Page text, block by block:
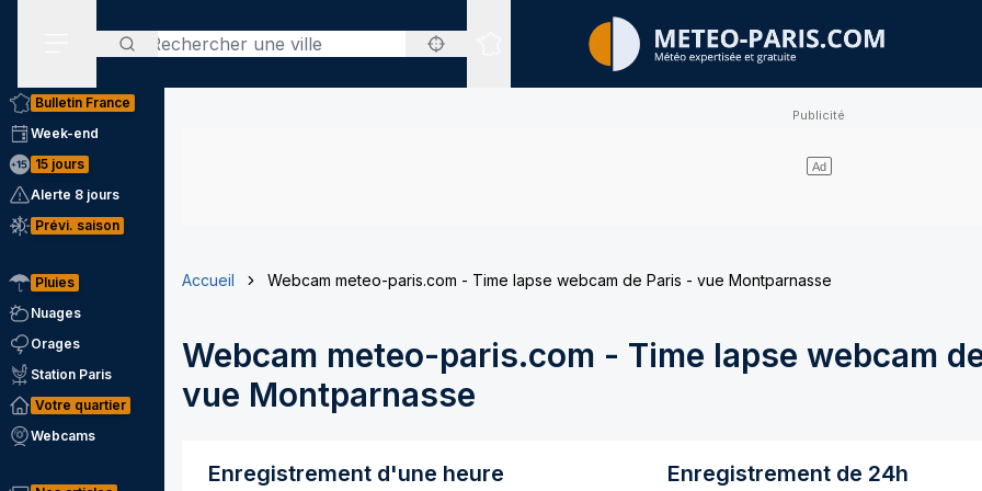
Rechercher
Sites expertisés
Bulletin France
Week-end
15 jours
Alerte 8 jours
Prévi. saison
Pluies
Nuages
Orages
Station Paris
Votre quartier
Webcams
Accueil Webcam meteo-paris.com - Time lapse webcam de Paris - vue Montparnasse
Webcam meteo-paris.com - Time lapse webcam
vue Montparnasse
Enregistrement d'une heure Enregistrement de 24h